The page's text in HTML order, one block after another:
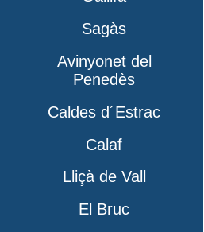
Sagàs
Avinyonet del
Penedès
Caldes d´Estrac
Calaf
Lliçà de Vall
El Bruc